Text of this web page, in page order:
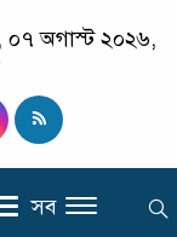
০৭ অগাস্ট ২০২৬,
সব